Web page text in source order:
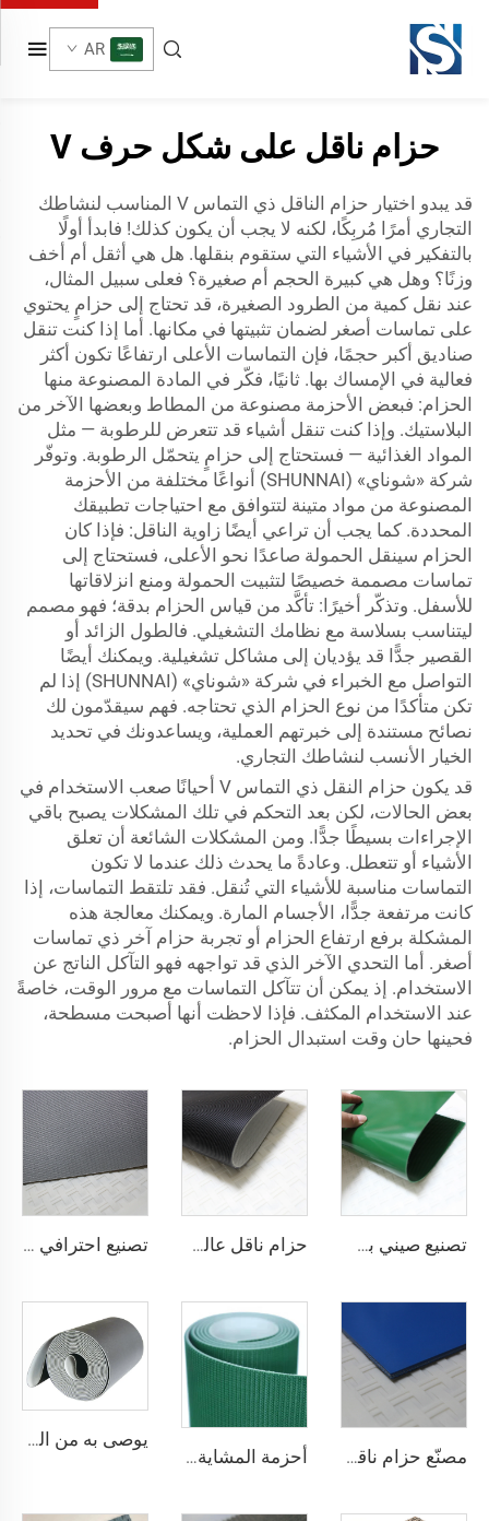
AR
حزام ناقل على شكل حرف V
قد يبدو اختيار حزام الناقل ذي التماس V المناسب لنشاطك
التجاري أمرًا مُربِكًا، لكنه لا يجب أن يكون كذلك! فابدأ أولًا
بالتفكير في الأشياء التي ستقوم بنقلها. هل هي أثقل أم أخف
وزنًا؟ وهل هي كبيرة الحجم أم صغيرة؟ فعلى سبيل المثال،
عند نقل كمية من الطرود الصغيرة، قد تحتاج إلى حزامٍ يحتوي
على تماسات أصغر لضمان تثبيتها في مكانها. أما إذا كنت تنقل
صناديق أكبر حجمًا، فإن التماسات الأعلى ارتفاعًا تكون أكثر
فعالية في الإمساك بها. ثانيًا، فكّر في المادة المصنوعة منها
الحزام: فبعض الأحزمة مصنوعة من المطاط وبعضها الآخر من
البلاستيك. وإذا كنت تنقل أشياء قد تتعرض للرطوبة — مثل
المواد الغذائية — فستحتاج إلى حزامٍ يتحمّل الرطوبة. وتوفّر
شركة «شوناي» (SHUNNAI) أنواعًا مختلفة من الأحزمة
المصنوعة من مواد متينة لتتوافق مع احتياجات تطبيقك
المحددة. كما يجب أن تراعي أيضًا زاوية الناقل: فإذا كان
الحزام سينقل الحمولة صاعدًا نحو الأعلى، فستحتاج إلى
تماسات مصممة خصيصًا لتثبيت الحمولة ومنع انزلاقاتها
للأسفل. وتذكّر أخيرًا: تأكَّد من قياس الحزام بدقة؛ فهو مصمم
ليتناسب بسلاسة مع نظامك التشغيلي. فالطول الزائد أو
القصير جدًّا قد يؤديان إلى مشاكل تشغيلية. ويمكنك أيضًا
التواصل مع الخبراء في شركة «شوناي» (SHUNNAI) إذا لم
تكن متأكدًا من نوع الحزام الذي تحتاجه. فهم سيقدّمون لك
نصائح مستندة إلى خبرتهم العملية، ويساعدونك في تحديد
الخيار الأنسب لنشاطك التجاري.
قد يكون حزام النقل ذي التماس V أحيانًا صعب الاستخدام في
بعض الحالات، لكن بعد التحكم في تلك المشكلات يصبح باقي
الإجراءات بسيطًا جدًّا. ومن المشكلات الشائعة أن تعلق
الأشياء أو تتعطل. وعادةً ما يحدث ذلك عندما لا تكون
التماسات مناسبة للأشياء التي تُنقل. فقد تلتقط التماسات، إذا
كانت مرتفعة جدًّا، الأجسام المارة. ويمكنك معالجة هذه
المشكلة برفع ارتفاع الحزام أو تجربة حزام آخر ذي تماسات
أصغر. أما التحدي الآخر الذي قد تواجهه فهو التآكل الناتج عن
الاستخدام. إذ يمكن أن تتآكل التماسات مع مرور الوقت، خاصةً
عند الاستخدام المكثف. فإذا لاحظت أنها أصبحت مسطحة،
فحينها حان وقت استبدال الحزام.
تصنيع صيني بسعر تنافسي لحزام ناقل من مادة PVC حزام ناقل عالي الجودة من القماش المضاد للكهرباء الساكنة بلون أسود بسماكة 2 مم من مادة PVC للنقل اللوجستي مباشرة من المصنع تصنيع احترافي لأحزمة نقل لوجستية من مادة PVC من أجل فرز وتوزيع فعال في صناعات المطاعم
مصنّع حزام ناقل مضاد للكهرباء الساكنة ومضاد للالتصاق لمطاعم المخابز والحلويات أحزمة المشاية بسعر المصنع من شوناي، سمك 1.6 مم، حزام مشاية أسود من مادة PVC، حزام ماكينة مشي
يوصى به من المصنّع: كونتر دفع في السوبرماركت مزود بسيور نقل، سيور نقل ذات استقرار عالي في السرعة، من مادة البولي يوريثان (PU)